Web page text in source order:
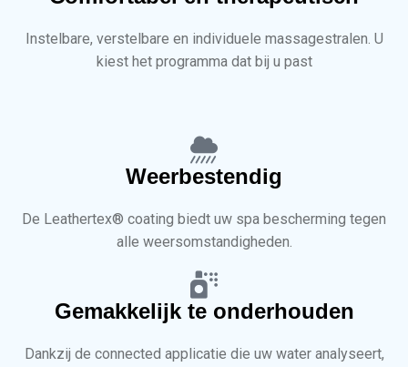
Instelbare, verstelbare en individuele massagestralen. U
kiest het programma dat bij u past
Weerbestendig
De Leathertex® coating biedt uw spa bescherming tegen
alle weersomstandigheden.
Gemakkelijk te onderhouden
Dankzij de connected applicatie die uw water analyseert,